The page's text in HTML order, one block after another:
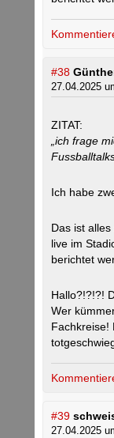
#38
27.04.2025
ZITAT:
„ich frage
Ich habe
Das ist
live im
berichtet
Hallo?!?!?!
Wer
Fachkreise!
#39
27.04.2025